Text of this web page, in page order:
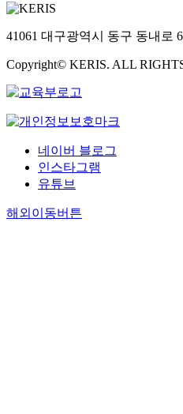
41061 대구광역시 동구 동내로
Copyright© KERIS. ALL
네이버 블로그
인스타그램
유튜브
해외이동버튼